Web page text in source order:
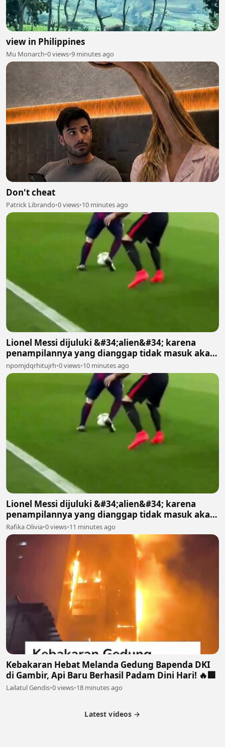
view in Philippines
Mu Monarch•0 views•9 minutes ago
Don't cheat
Patrick Librando•0 views•10 minutes ago
Lionel Messi dijuluki &#34;alien&#34; karena
penampilannya yang dianggap tidak masuk akal
bagi manusia biasa 2
npomjdqrhitujrh•0 views•10 minutes ago
Lionel Messi dijuluki &#34;alien&#34; karena
penampilannya yang dianggap tidak masuk akal
bagi manusia biasa
Rafika Olivia•0 views•11 minutes ago
Kebakaran Hebat Melanda Gedung Bapenda DKI
di Gambir, Api Baru Berhasil Padam Dini Hari! 🔥🏢
Lailatul Gendis•0 views•18 minutes ago
Latest videos →